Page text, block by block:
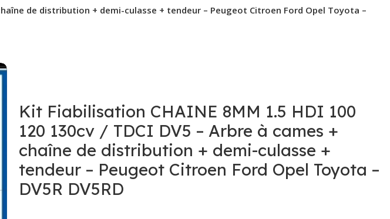
de distribution + demi-culasse + tendeur – Peugeot Citroen Ford Opel Toyota –
Kit Fiabilisation CHAINE 8MM 1.5 HDI 100
120 130cv / TDCI DV5 – Arbre à cames +
chaîne de distribution + demi-culasse +
tendeur – Peugeot Citroen Ford Opel Toyota –
DV5R DV5RD